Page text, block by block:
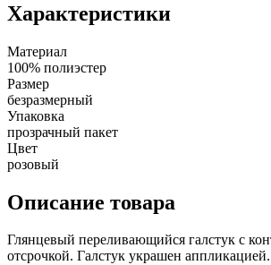
Характеристики
Материал
100% полиэстер
Размер
безразмерный
Упаковка
прозрачный пакет
Цвет
розовый
Описание товара
Глянцевый переливающийся галстук с
отсрочкой. Галстук украшен аппликацией.